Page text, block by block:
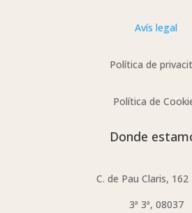
Avís legal
Política de
Política de
Donde
C. de Pau Claris, 162
3ª 3ª, 08037